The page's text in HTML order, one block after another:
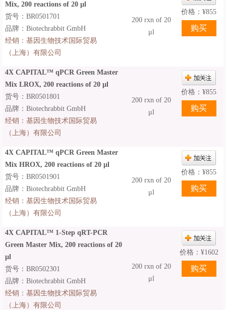
Mix, 200 reactions of 20 µl
200 rxn of 20
μl
价格： ¥855
货号：BR0501701
品牌：Biotechrabbit GmbH
经销： 基因生物技术国际贸易
（上海）有限公司
4X CAPITAL™ qPCR Green Master
Mix LROX, 200 reactions of 20 µl
200 rxn of 20
μl
价格： ¥855
货号：BR0501801
品牌：Biotechrabbit GmbH
经销： 基因生物技术国际贸易
（上海）有限公司
4X CAPITAL™ qPCR Green Master
Mix HROX, 200 reactions of 20 µl
200 rxn of 20
μl
价格： ¥855
货号：BR0501901
品牌：Biotechrabbit GmbH
经销： 基因生物技术国际贸易
（上海）有限公司
4X CAPITAL™ 1-Step qRT-PCR
Green Master Mix, 200 reactions of 20
µl
200 rxn of 20
μl
价格： ¥1602
货号：BR0502301
品牌：Biotechrabbit GmbH
经销： 基因生物技术国际贸易
（上海）有限公司